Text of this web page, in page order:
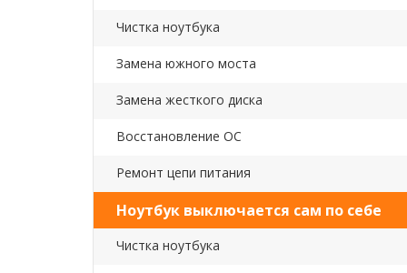
Чистка ноутбука
Замена южного моста
Замена жесткого диска
Восстановление ОС
Ремонт цепи питания
Ноутбук выключается сам по себе
Чистка ноутбука